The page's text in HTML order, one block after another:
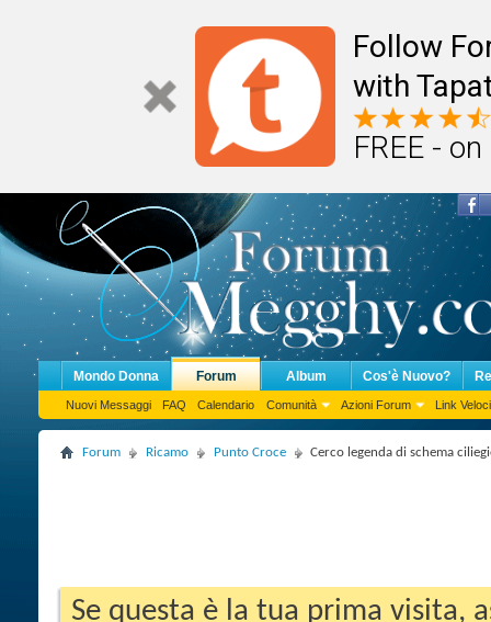
Follow
with
FREE -
Mondo Donna Forum
Nuovi Messaggi FAQ Calendario Comunità Azioni Forum Link Veloci
Album Cos'è Nuovo?
Forum Ricamo Punto Croce Cerco legenda di schema
Se questa è la tua prima visita,